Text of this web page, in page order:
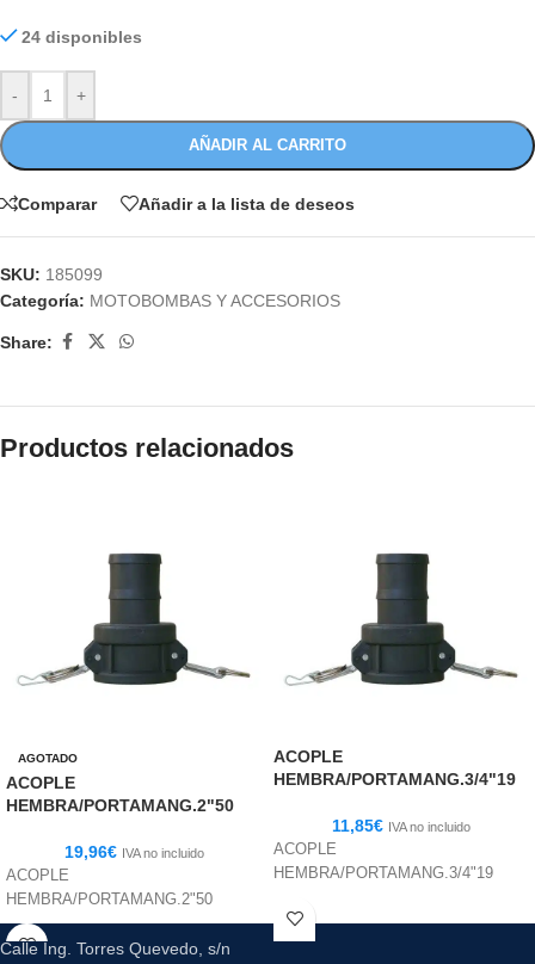
24 disponibles
- +
AÑADIR AL CARRITO
Comparar Añadir a la lista de deseos
SKU: 185099
Categoría: MOTOBOMBAS Y ACCESORIOS
Share:
Productos relacionados
AGOTADO
ACOPLE
HEMBRA/PORTAMANG.2"50
19,96€ IVA no incluido
ACOPLE
HEMBRA/PORTAMANG.2"50
ACOPLE
HEMBRA/PORTAMANG.3/4"19
11,85€ IVA no incluido
ACOPLE
HEMBRA/PORTAMANG.3/4"19
Calle Ing. Torres Quevedo, s/n